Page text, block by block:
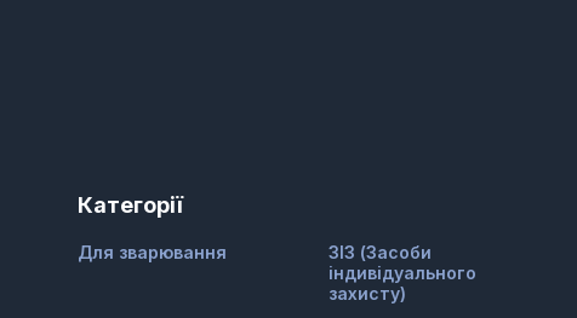
Категорії
Для зварювання
ЗІЗ (Засоби
індивідуального
захисту)